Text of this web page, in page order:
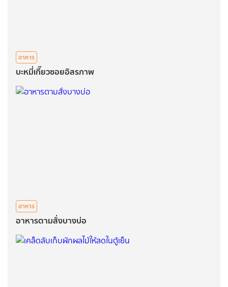
อาหาร
บะหมี่เกี๊ยวซอยอิสรภาพ
อาหาร
อาหารตามสั่งบางบ่อ